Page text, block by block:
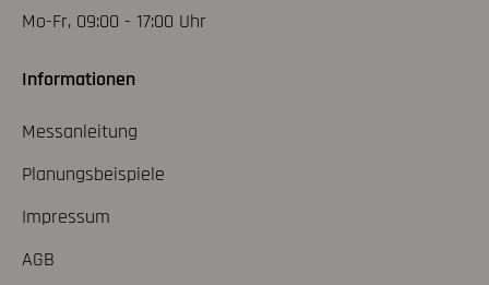
Mo-Fr, 09:00 - 17:00 Uhr
Informationen
Messanleitung
Planungsbeispiele
Impressum
AGB